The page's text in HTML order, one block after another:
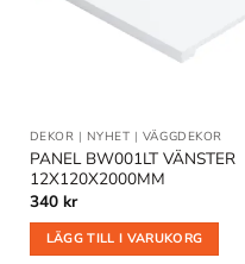
DEKOR | NYHET | VÄGGDEKOR
PANEL BW001LT VÄNSTER
12X120X2000MM
340 kr
LÄGG TILL I VARUKORG